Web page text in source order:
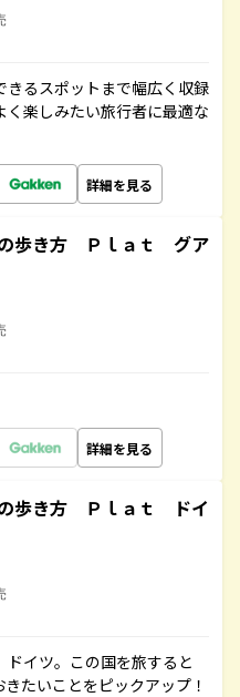
るスポットまで幅広く収録
く楽しみたい旅行者に最適な
詳細を見る
歩き方 Ｐｌａｔ グア
詳細を見る
歩き方 Ｐｌａｔ ドイ
イツ。この国を旅すると
たいことをピックアップ！